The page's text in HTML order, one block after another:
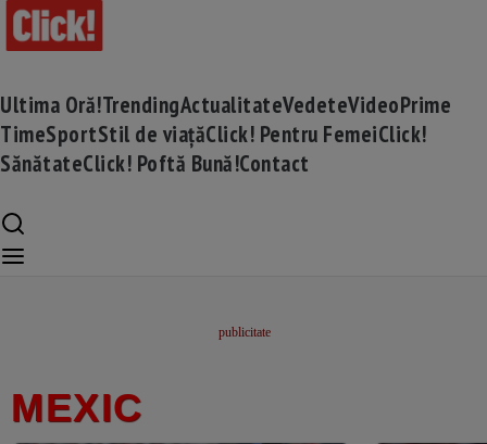
Ultima Oră!TrendingActualitateVedeteVideoPrime
TimeSportStil de viațăClick! Pentru FemeiClick!
SănătateClick! Poftă Bună!Contact
MEXIC